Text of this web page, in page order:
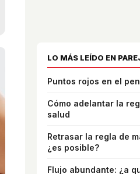
LO MÁS LEÍDO EN
Puntos rojos en el
Cómo adelantar la
salud
Retrasar la regla de
¿es posible?
Flujo abundante: ¿a